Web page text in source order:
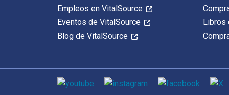
Empleos en VitalSource
Eventos de VitalSource
Blog de VitalSource
Libros
Medios de comunicación social